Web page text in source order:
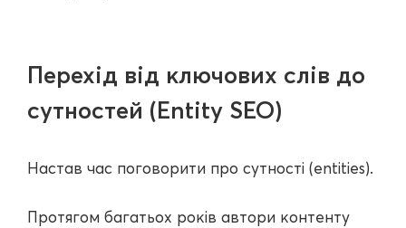
Перехід від ключових слів до
сутностей (Entity SEO)
Настав час поговорити про сутності (entities).
Протягом багатьох років автори контенту